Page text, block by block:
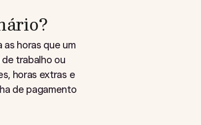
horas que um
trabalho ou
horas extras e
de pagamento